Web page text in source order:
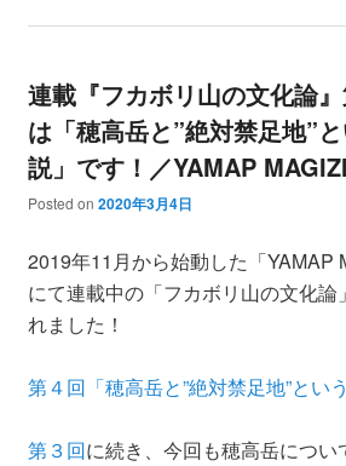
連載『フカボリ山の文化論
は「穂高岳と”絶対禁足地”
説」です！／YAMAP
Posted on 2020年3月4日
2019年11月から始動した「YAMAP
にて連載中の「フカボリ山の文化論
れました！
第４回「穂高岳と”絶対禁足地”とい
第３回に続き、今回も穂高岳につい